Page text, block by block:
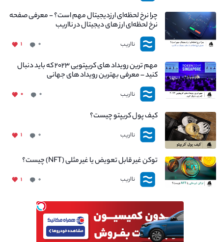
چرا نرخ لحظه‌ای ارزدیجیتال مهم است؟ - معرفی صفحه
نرخ لحظه‌ای ارز های دیجیتال در نااریب
نااریب ۰ ۱
مهم ترین رویداد های کریپتویی ۲۰۲۳ که باید دنبال
کنید – معرفی بهترین رویداد های جهانی
نااریب ۰ ۰
کیف پول کریپتو چیست؟
نااریب ۰ ۱
توکن غیر قابل تعویض یا غیر مثلی (NFT) چیست؟
نااریب ۰ ۱